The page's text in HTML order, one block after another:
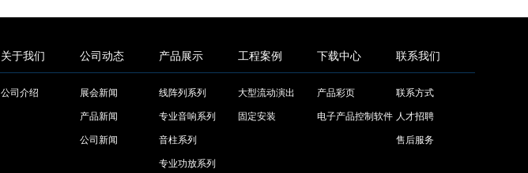
关于我们
公司介绍
公司动态
展会新闻
产品新闻
公司新闻
产品展示
线阵列系列
专业音响系列
音柱系列
专业功放系列
工程案例
大型流动演出
固定安装
下载中心
产品彩页
电子产品控制软件
联系我们
联系方式
人才招聘
售后服务